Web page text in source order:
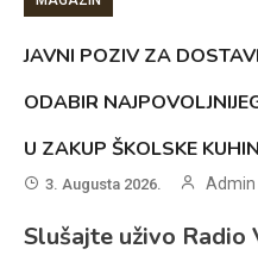
JAVNI POZIV ZA
ODABIR
U ZAKUP ŠKOLSKE
3. Augusta 2026. Admin
Slušajte uživo Radio